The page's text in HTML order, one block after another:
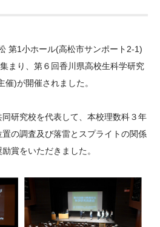
中谷財団レポート
ム
よくあるご質問
中谷財団アーカイブ
マイページ
第1小ホール(高松市サンポート2-1)
まり、第６回香川県高校生科学研究
)が開催されました。
研究校を代表して、本校理数科３年
の調査及び落雷とスプライトの関係
賞をいただきました。